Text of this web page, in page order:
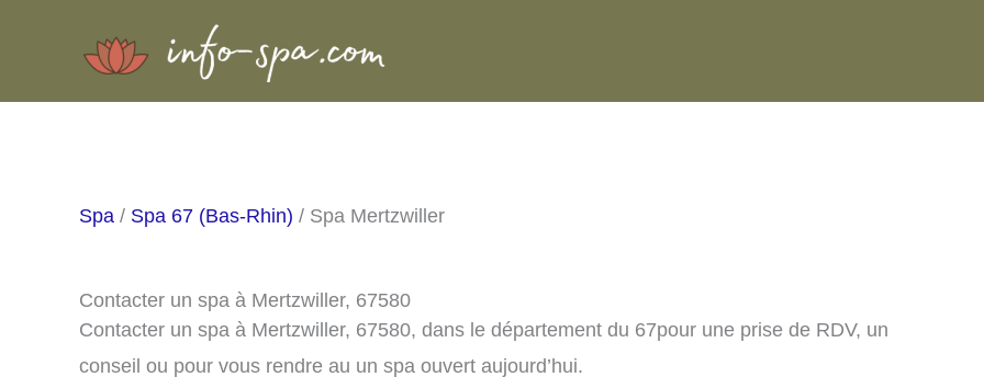
Spa / Spa 67 (Bas-Rhin) / Spa Mertzwiller
Contacter un spa à Mertzwiller, 67580
Contacter un spa à Mertzwiller, 67580, dans le département du 67pour une prise de RDV, un
conseil ou pour vous rendre au un spa ouvert aujourd’hui.